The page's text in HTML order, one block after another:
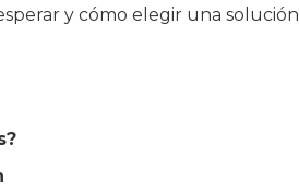
y cómo elegir una solución